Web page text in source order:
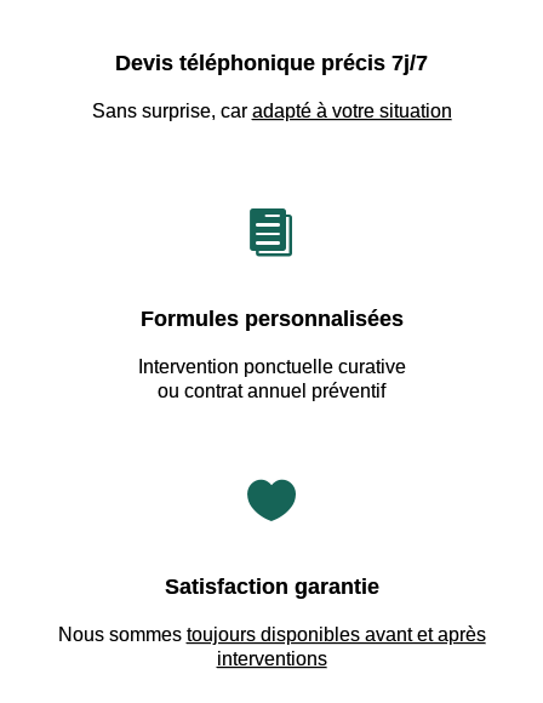
Devis téléphonique précis 7j/7
Sans surprise, car adapté à votre situation

Formules personnalisées
Intervention ponctuelle curative
ou contrat annuel préventif

Satisfaction garantie
Nous sommes toujours disponibles avant et après
interventions